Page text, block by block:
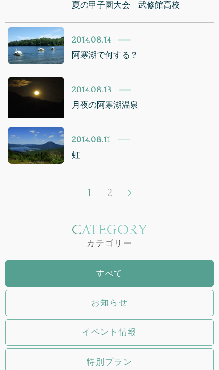
夏の甲子園大会 武修館高校
2014.08.14
阿寒湖で何する？
2014.08.13
月夜の阿寒湖温泉
2014.08.11
虹
1 2
CATEGORY
カテゴリー
すべて
お知らせ
イベント情報
特別プラン